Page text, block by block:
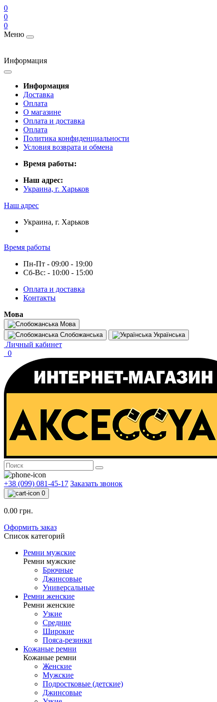
0
0
0
Меню
Информация
Информация
Доставка
Оплата
О магазине
Оплата и доставка
Оплата
Политика конфиденциальности
Условия возврата и обмена
Время работы:
Наш адрес:
Украина, г. Харьков
Наш адрес
Украина, г. Харьков
Время работы
Пн-Пт - 09:00 - 19:00
Сб-Вс: - 10:00 - 15:00
Оплата и доставка
Контакты
Мова
Мова
Слобожанська
Українська
Личный кабинет
0
+38 (099) 081-45-17 Заказать звонок
0
0.00 грн.
Оформить заказ
Список категорий
Ремни мужские
Ремни мужские
Брючные
Джинсовые
Универсальные
Ремни женские
Ремни женские
Узкие
Средние
Широкие
Пояса-резинки
Кожаные ремни
Кожаные ремни
Женские
Мужские
Подростковые (детские)
Джинсовые